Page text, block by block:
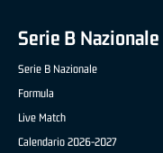
Serie B Nazionale
Serie B Nazionale
Formula
Live Match
Calendario 2026-2027